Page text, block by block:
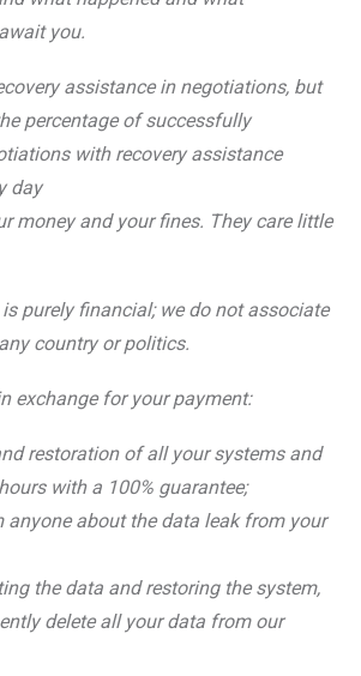
you.
assistance in negotiations, but
percentage of successfully
with recovery assistance
day
money and your fines. They care little
purely financial; we do not associate
country or politics.
exchange for your payment:
restoration of all your systems and
with a 100% guarantee;
anyone about the data leak from your
the data and restoring the system,
delete all your data from our